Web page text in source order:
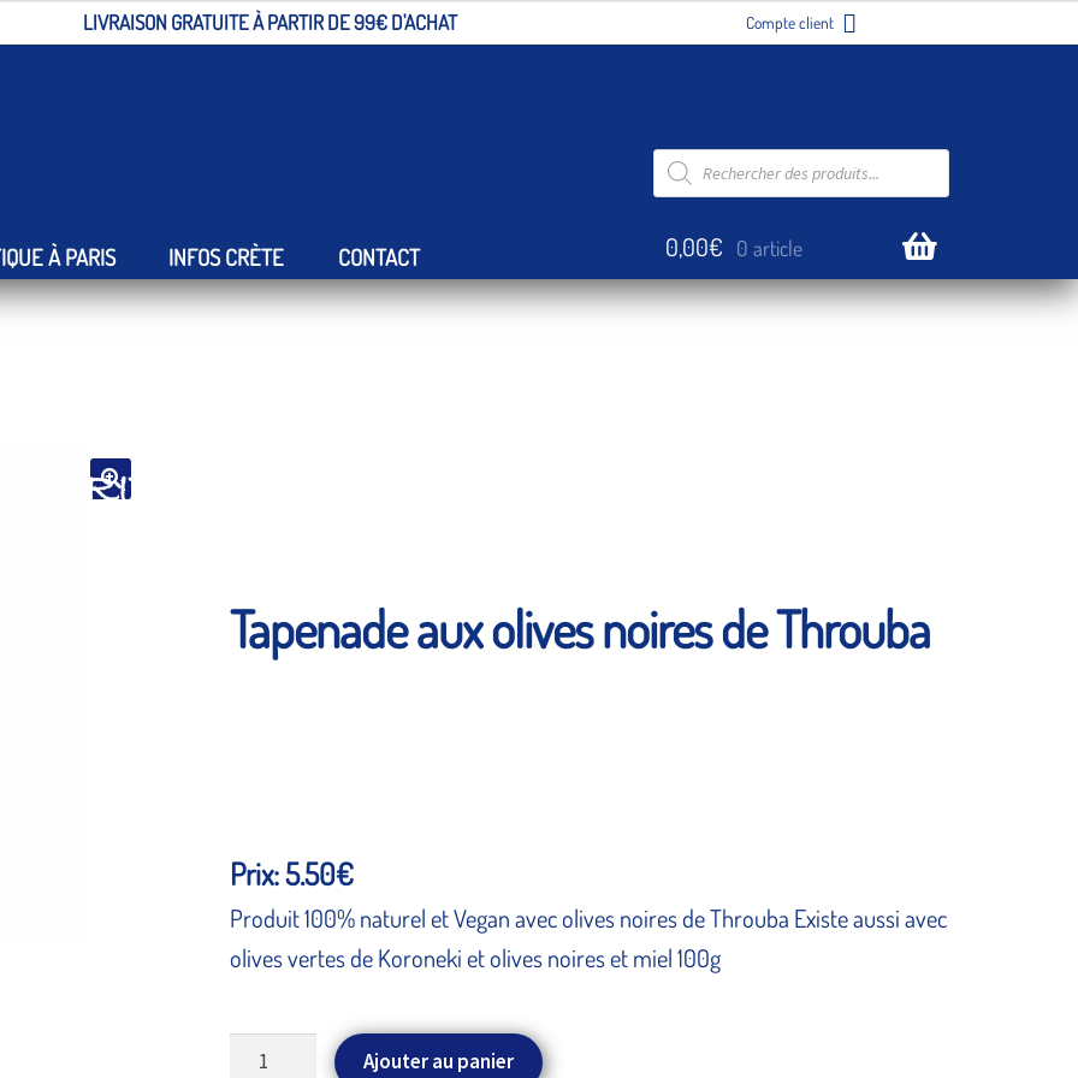
LIVRAISON GRATUITE À PARTIR DE 99€ D'ACHAT
Recherche
de
produits
À PARIS INFOS CRÈTE CONTACT 0,00€ 0 article
Crétois
De Produits Naturels Et Bio
Alimentaire/Epicerie fine
Tapenade aux olives noires de Throuba
Prix: 5.50€
Produit 100% naturel et Vegan avec olives noires de Throuba Existe aussi avec
olives vertes de Koroneki et olives noires et miel 100g
quantité
Ajouter au panier